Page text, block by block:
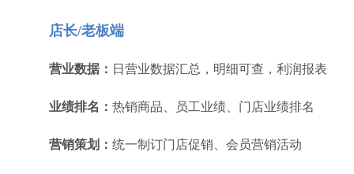
店长/老板端
营业数据： 日营业数据汇总，明细可查，利润报表
业绩排名： 热销商品、员工业绩、门店业绩排名
营销策划： 统一制订门店促销、会员营销活动